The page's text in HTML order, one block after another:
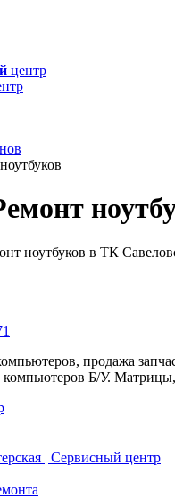
центр
продажа
Б/У.
| Сервисный центр